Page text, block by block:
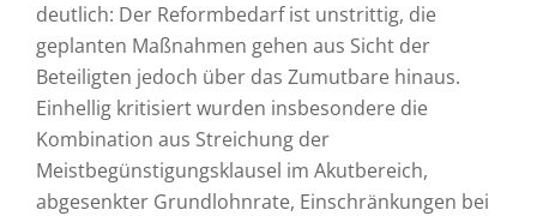
deutlich: Der Reformbedarf ist unstrittig, die
geplanten Maßnahmen gehen aus Sicht der
Beteiligten jedoch über das Zumutbare hinaus.
Einhellig kritisiert wurden insbesondere die
Kombination aus Streichung der
Meistbegünstigungsklausel im Akutbereich,
abgesenkter Grundlohnrate, Einschränkungen bei